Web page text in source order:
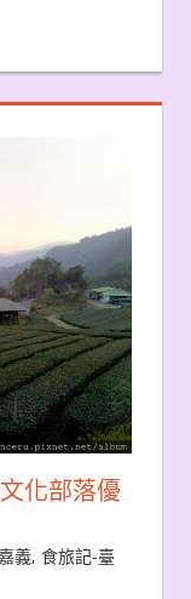
化部落優
嘉義,食旅記-臺